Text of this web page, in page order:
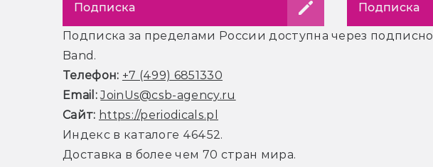
Подписка Подписка
Подписка за пределами России доступна через
Band.
Телефон: +7 (499) 6851330
Email: JoinUs@csb-agency.ru
Сайт: https://periodicals.pl
Индекс в каталоге 46452.
Доставка в более чем 70 стран мира.